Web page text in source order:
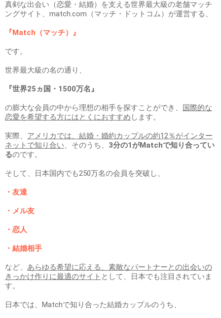
真剣な出会い（恋愛・結婚）を支える世界最大級の老舗マッチ
ングサイト、match.com（マッチ・ドットコム）が運営する、
『Match（マッチ）』
です。
世界最大級の名の通り、
『世界25ヵ国・1500万名』
の膨大な会員の中から理想の相手を探すことができ、 国際的な
恋愛を希望する方にはとくにおすすめ します。
実際、 アメリカでは、結婚・婚約カップルの約12％がインター
ネットで知り合い、そのうち、 3分の1がMatchで知り合ってい
るのです。
そして、日本国内でも250万名の会員を突破し、
・友達
・メル友
・恋人
・結婚相手
など、 あらゆる希望に応える、素敵なパートナーとの出会いの
きっかけ作りに最適のサイト として、日本でも注目されていま
す。
日本では、Matchで知り合った結婚カップルのうち、